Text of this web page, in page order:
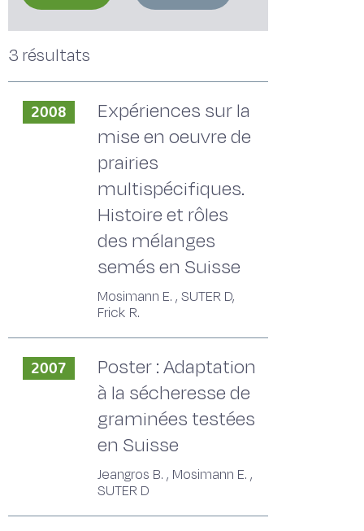
3 résultats
2008
Expériences sur la
mise en oeuvre de
prairies
multispécifiques.
Histoire et rôles
des mélanges
semés en Suisse
Mosimann E. , SUTER D,
Frick R.
2007
Poster : Adaptation
à la sécheresse de
graminées testées
en Suisse
Jeangros B. , Mosimann E. ,
SUTER D